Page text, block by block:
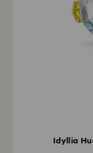
Idyllia